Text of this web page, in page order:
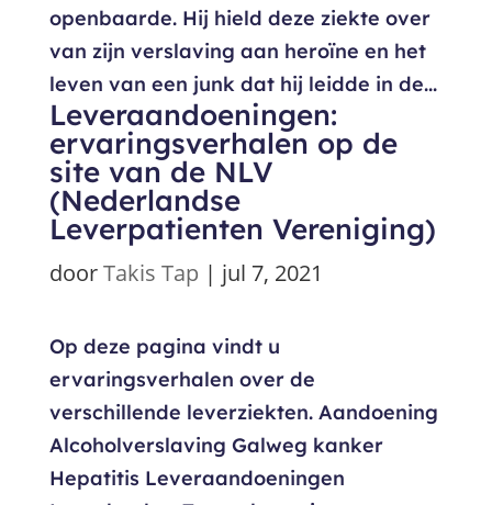
openbaarde. Hij hield deze ziekte over
van zijn verslaving aan heroïne en het
leven van een junk dat hij leidde in de...
Leveraandoeningen:
ervaringsverhalen op de
site van de NLV
(Nederlandse
Leverpatienten Vereniging)
doorTakis Tap | jul 7, 2021
Op deze pagina vindt u
ervaringsverhalen over de
verschillende leverziekten. Aandoening
Alcoholverslaving Galweg kanker
Hepatitis Leveraandoeningen